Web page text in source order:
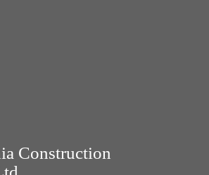
Construction